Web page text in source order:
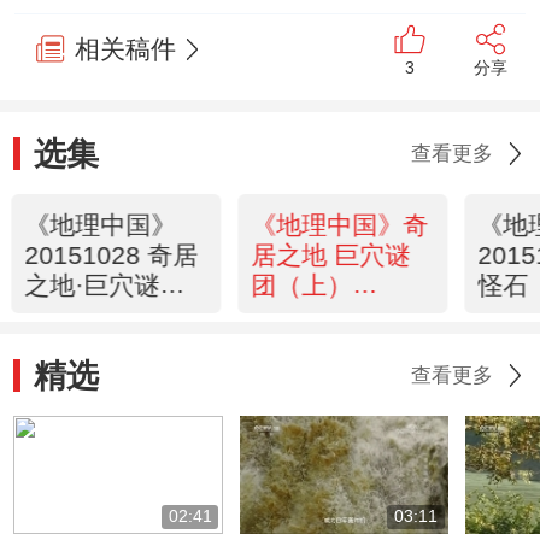
相关稿件
3 分享
选集 查看更多
《地理中国》
20151028 奇居
之地·巨穴谜团
《地理中国》奇
居之地 巨穴谜
团（上）
《
怪石
精选 查看更多
02:41 03:11